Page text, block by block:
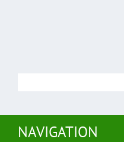
NAVIGATION